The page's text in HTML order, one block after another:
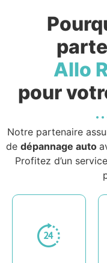
Allo
pour
Notre partenaire
de dépannage auto
Profitez d’un